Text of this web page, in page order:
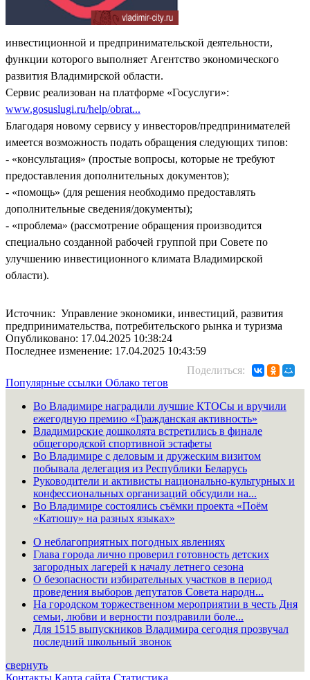
инвестиционной и предпринимательской деятельности,
функции которого выполняет Агентство экономического
развития Владимирской области.
Сервис реализован на платформе «Госуслуги»:
www.gosuslugi.ru/help/obrat...
Благодаря новому сервису у инвесторов/предпринимателей
имеется возможность подать обращения следующих типов:
- «консультация» (простые вопросы, которые не требуют
предоставления дополнительных документов);
- «помощь» (для решения необходимо предоставлять
дополнительные сведения/документы);
- «проблема» (рассмотрение обращения производится
специально созданной рабочей группой при Совете по
улучшению инвестиционного климата Владимирской
области).
Источник: Управление экономики, инвестиций, развития
предпринимательства, потребительского рынка и туризма
Опубликовано: 17.04.2025 10:38:24
Последнее изменение: 17.04.2025 10:43:59
Поделиться:
Популярные ссылки Облако тегов
Во Владимире наградили лучшие КТОСы и вручили
ежегодную премию «Гражданская активность»
Владимирские дошколята встретились в финале
общегородской спортивной эстафеты
Во Владимире с деловым и дружеским визитом
побывала делегация из Республики Беларусь
Руководители и активисты национально-культурных и
конфессиональных организаций обсудили на...
Во Владимире состоялись съёмки проекта «Поём
«Катюшу» на разных языках»
О неблагоприятных погодных явлениях
Глава города лично проверил готовность детских
загородных лагерей к началу летнего сезона
О безопасности избирательных участков в период
проведения выборов депутатов Совета народн...
На городском торжественном мероприятии в честь Дня
семьи, любви и верности поздравили боле...
Для 1515 выпускников Владимира сегодня прозвучал
последний школьный звонок
свернуть
Контакты Карта сайта Статистика